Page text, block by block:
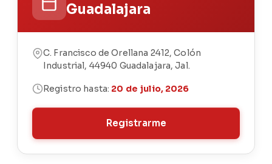
Guadalajara
C. Francisco de Orellana 2412, Colón
Industrial, 44940 Guadalajara, Jal.
Registro hasta: 20 de julio, 2026
Registrarme